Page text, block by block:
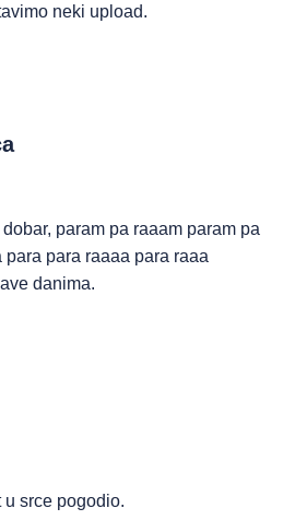
neki upload.
param pa raaam param pa
para raaaa para raaa
danima.
u srce pogodio.